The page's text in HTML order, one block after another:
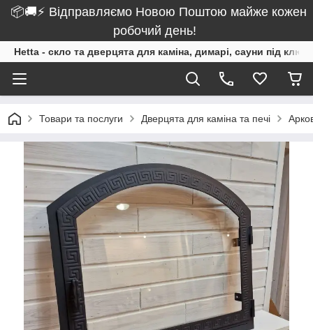
📦🚚⚡ Відправляємо Новою Поштою майже кожен
робочий день!
Hetta - скло та дверцята для каміна, димарі, сауни під ключ
Товари та послуги Дверцята для каміна та печі